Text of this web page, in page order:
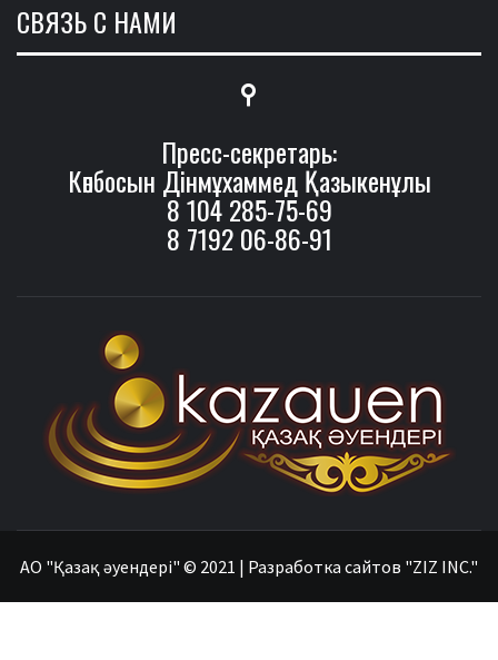
СВЯЗЬ С НАМИ
Пресс-секретарь:
Көпбосын Дінмұхаммед Қазыкенұлы
8 104 285-75-69
8 7192 06-86-91
ҚАЗАҚ ӘУЕНДЕРІ
АО "Қазақ әуендері" © 2021 | Разработка сайтов "ZIZ INC."